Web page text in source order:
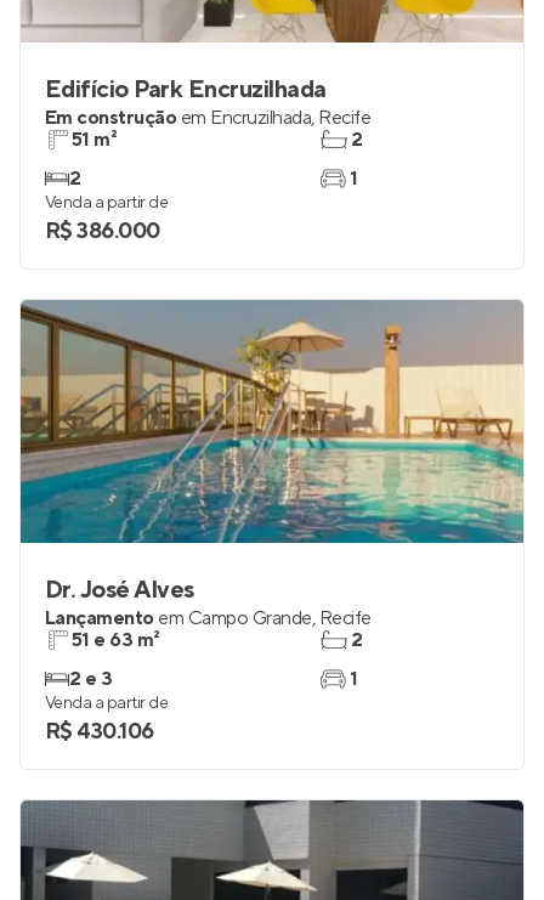
Edifício Park Encruzilhada
Em construção em Encruzilhada, Recife
51 m²
2
2
1
Venda a partir de
R$ 386.000
Dr. José Alves
Lançamento em Campo Grande, Recife
51 e 63 m²
2 e 3
2
1
Venda a partir de
R$ 430.106